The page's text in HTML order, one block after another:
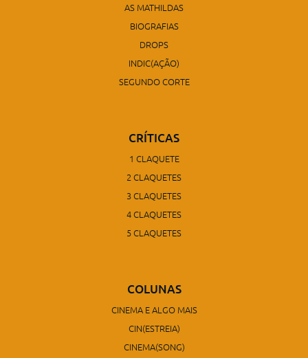
AS MATHILDAS
BIOGRAFIAS
DROPS
INDIC(AÇÃO)
SEGUNDO CORTE
CRÍTICAS
1 CLAQUETE
2 CLAQUETES
3 CLAQUETES
4 CLAQUETES
5 CLAQUETES
COLUNAS
CINEMA E ALGO MAIS
CIN(ESTREIA)
CINEMA(SONG)